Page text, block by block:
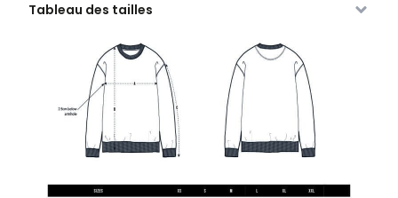
Tableau des tailles